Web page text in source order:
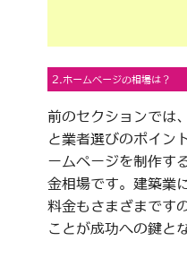
2.ホームページの相場は？
前のセクションでは
と業者選びのポイン
ームページを制作す
金相場です。建築業
料金もさまざまです
ことが成功への鍵と